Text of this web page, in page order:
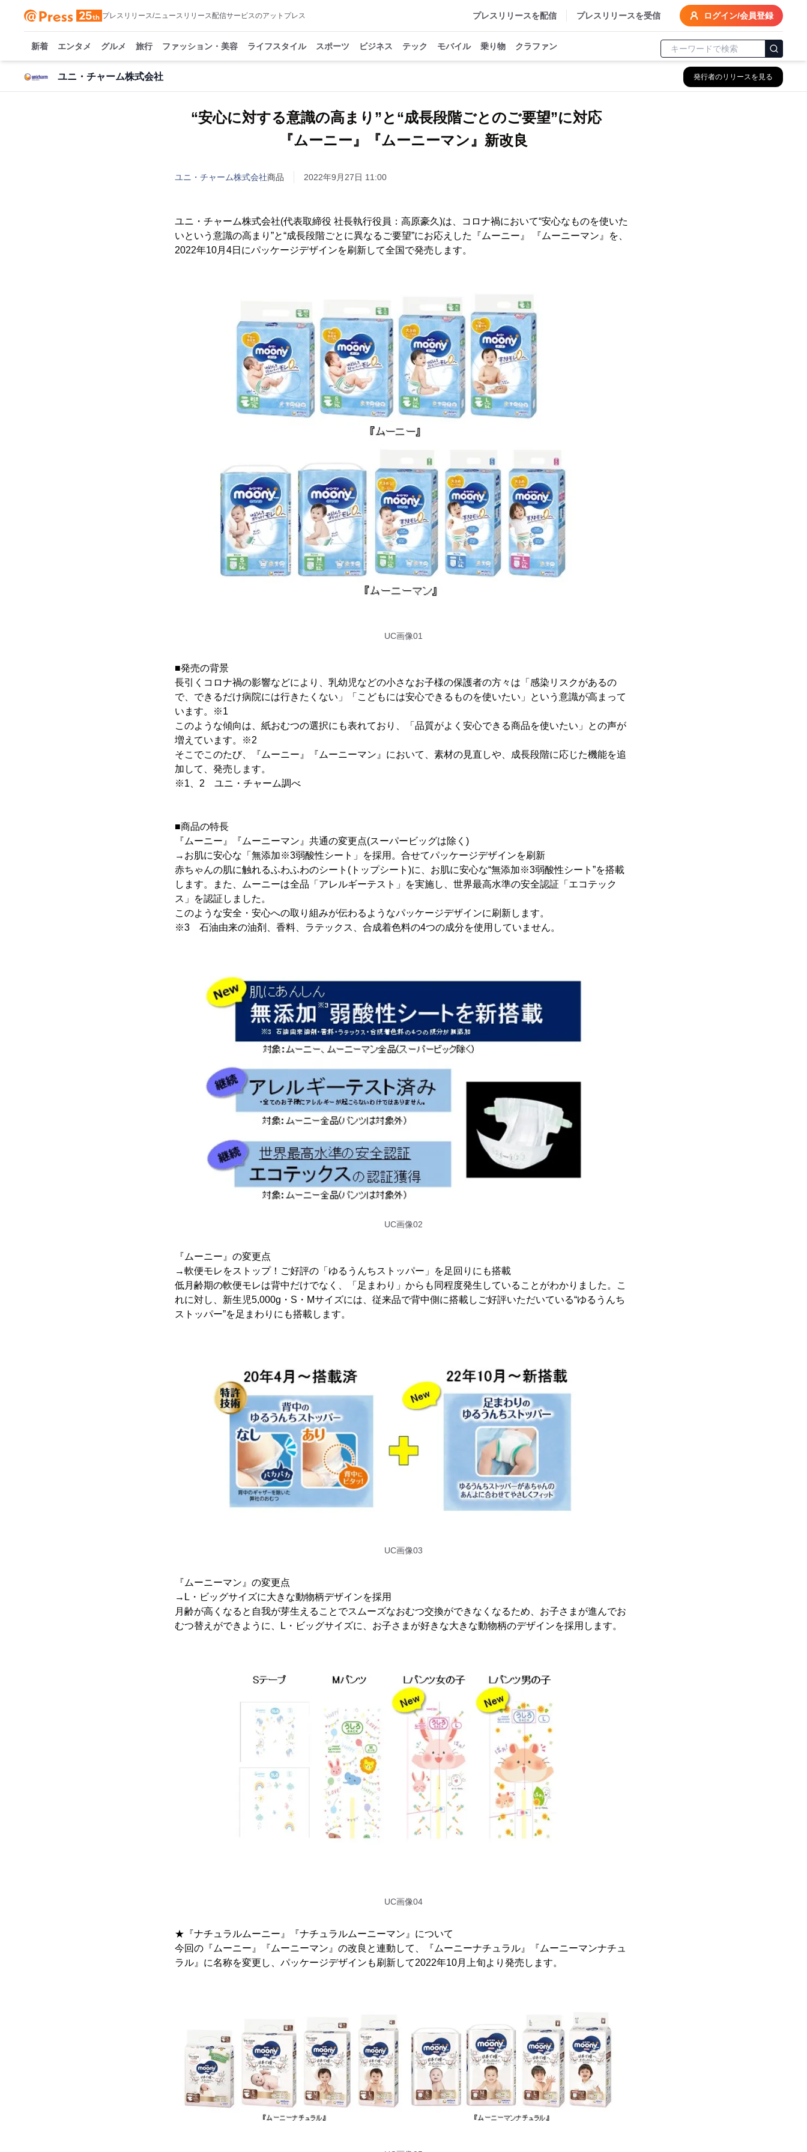
プレスリリース/ニュースリリース配信サービスのアットプレス プレスリリースを配信 プレスリリースを受信 ログイン/会員登録
新着 エンタメ グルメ 旅行 ファッション・美容 ライフスタイル スポーツ ビジネス テック モバイル 乗り物 クラファン
ユニ・チャーム株式会社 発行者のリリースを見る
“安心に対する意識の高まり”と“成長段階ごとのご要望”に対応
『ムーニー』『ムーニーマン』新改良
ユニ・チャーム株式会社商品 2022年9月27日 11:00
ユニ・チャーム株式会社(代表取締役 社長執行役員：高原豪久)は、コロナ禍において“安心なものを使いた
いという意識の高まり”と“成長段階ごとに異なるご要望”にお応えした『ムーニー』 『ムーニーマン』を、
2022年10月4日にパッケージデザインを刷新して全国で発売します。
UC画像01
■発売の背景
長引くコロナ禍の影響などにより、乳幼児などの小さなお子様の保護者の方々は「感染リスクがあるの
で、できるだけ病院には行きたくない」「こどもには安心できるものを使いたい」という意識が高まって
います。※1
このような傾向は、紙おむつの選択にも表れており、「品質がよく安心できる商品を使いたい」との声が
増えています。※2
そこでこのたび、『ムーニー』『ムーニーマン』において、素材の見直しや、成長段階に応じた機能を追
加して、発売します。
※1、2 ユニ・チャーム調べ
■商品の特長
『ムーニー』『ムーニーマン』共通の変更点(スーパービッグは除く)
→お肌に安心な「無添加※3弱酸性シート」を採用。合せてパッケージデザインを刷新
赤ちゃんの肌に触れるふわふわのシート(トップシート)に、お肌に安心な“無添加※3弱酸性シート”を搭載
します。また、ムーニーは全品「アレルギーテスト」を実施し、世界最高水準の安全認証「エコテック
ス」を認証しました。
このような安全・安心への取り組みが伝わるようなパッケージデザインに刷新します。
※3 石油由来の油剤、香料、ラテックス、合成着色料の4つの成分を使用していません。
UC画像02
『ムーニー』の変更点
→軟便モレをストップ！ご好評の「ゆるうんちストッパー」を足回りにも搭載
低月齢期の軟便モレは背中だけでなく、「足まわり」からも同程度発生していることがわかりました。こ
れに対し、新生児5,000g・S・Mサイズには、従来品で背中側に搭載しご好評いただいている“ゆるうんち
ストッパー”を足まわりにも搭載します。
UC画像03
『ムーニーマン』の変更点
→L・ビッグサイズに大きな動物柄デザインを採用
月齢が高くなると自我が芽生えることでスムーズなおむつ交換ができなくなるため、お子さまが進んでお
むつ替えができように、L・ビッグサイズに、お子さまが好きな大きな動物柄のデザインを採用します。
UC画像04
★『ナチュラルムーニー』『ナチュラルムーニーマン』について
今回の『ムーニー』『ムーニーマン』の改良と連動して、『ムーニーナチュラル』『ムーニーマンナチュ
ラル』に名称を変更し、パッケージデザインも刷新して2022年10月上旬より発売します。